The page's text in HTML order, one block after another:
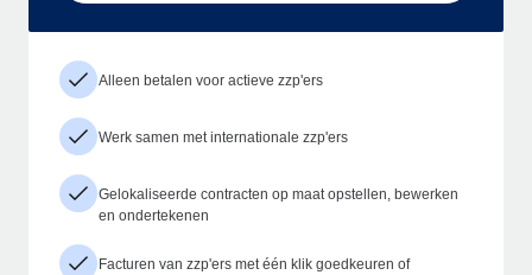
Alleen betalen voor actieve zzp'ers
Werk samen met internationale zzp'ers
Gelokaliseerde contracten op maat opstellen, bewerken
en ondertekenen
Facturen van zzp'ers met één klik goedkeuren of